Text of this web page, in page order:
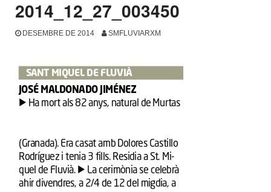
2014_12_27_003450
DESEMBRE DE 2014 SMFLUVIARXM